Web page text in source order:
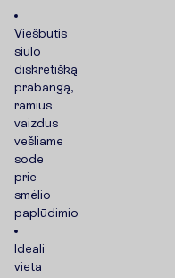
Viešbutis
siūlo
diskretišką
prabangą,
ramius
vaizdus
vešliame
sode
prie
smėlio
paplūdimio
Ideali
vieta